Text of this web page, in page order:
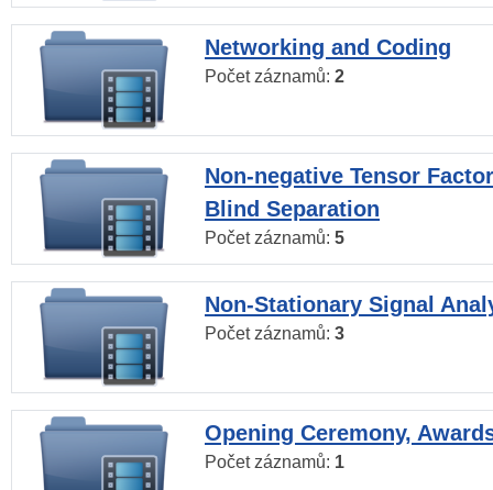
Networking and Coding
Počet záznamů: 2
Non-negative Tensor
Blind Separation
Počet záznamů: 5
Non-Stationary Signal
Počet záznamů: 3
Opening Ceremony,
Počet záznamů: 1